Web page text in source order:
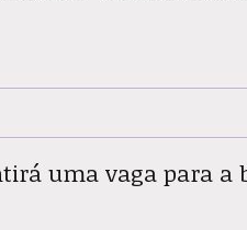
uma vaga para